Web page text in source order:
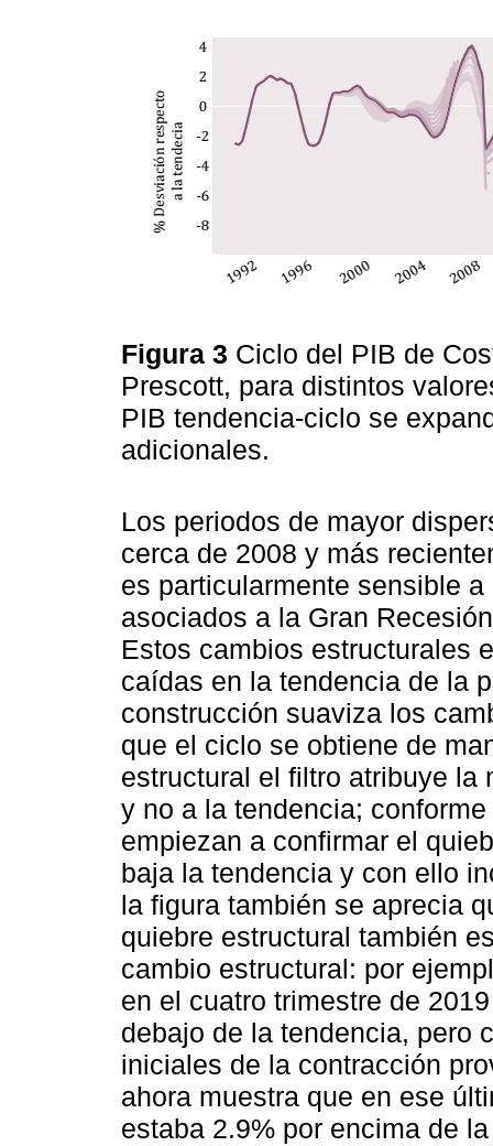
Figura 3 Ciclo del PIB de
Prescott, para distintos
PIB tendencia-ciclo se
adicionales.
Los periodos de mayor
cerca de 2008 y más
es particularmente sensible
asociados a la Gran
Estos cambios estructurales
caídas en la tendencia de la
construcción suaviza los
que el ciclo se obtiene de
estructural el filtro atribuye la
y no a la tendencia;
empiezan a confirmar el
baja la tendencia y con ello
la figura también se aprecia
quiebre estructural también
cambio estructural: por
en el cuatro trimestre de
debajo de la tendencia, pero
iniciales de la contracción
ahora muestra que en ese
estaba 2.9% por encima de